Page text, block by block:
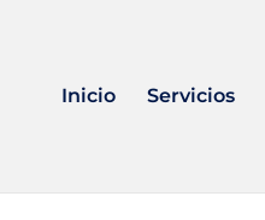
Inicio Servicios